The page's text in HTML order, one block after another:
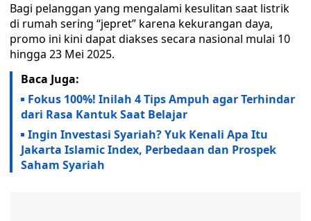
Bagi pelanggan yang mengalami kesulitan saat listrik
di rumah sering “jepret” karena kekurangan daya,
promo ini kini dapat diakses secara nasional mulai 10
hingga 23 Mei 2025.
Baca Juga:
Fokus 100%! Inilah 4 Tips Ampuh agar Terhindar
dari Rasa Kantuk Saat Belajar
Ingin Investasi Syariah? Yuk Kenali Apa Itu
Jakarta Islamic Index, Perbedaan dan Prospek
Saham Syariah